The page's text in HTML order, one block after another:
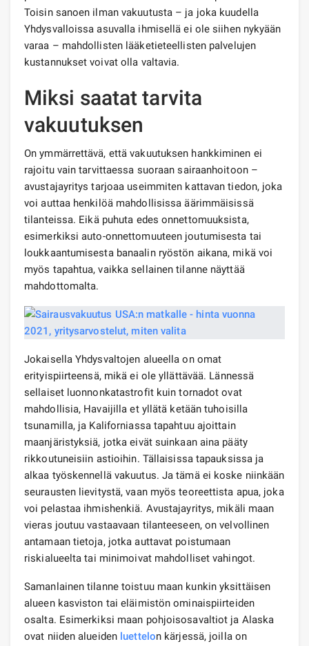
Toisin sanoen ilman vakuutusta – ja joka kuudella
Yhdysvalloissa asuvalla ihmisellä ei ole siihen nykyään
varaa – mahdollisten lääketieteellisten palvelujen
kustannukset voivat olla valtavia.
Miksi saatat tarvita
vakuutuksen
On ymmärrettävä, että vakuutuksen hankkiminen ei
rajoitu vain tarvittaessa suoraan sairaanhoitoon –
avustajayritys tarjoaa useimmiten kattavan tiedon, joka
voi auttaa henkilöä mahdollisissa äärimmäisissä
tilanteissa. Eikä puhuta edes onnettomuuksista,
esimerkiksi auto-onnettomuuteen joutumisesta tai
loukkaantumisesta banaalin ryöstön aikana, mikä voi
myös tapahtua, vaikka sellainen tilanne näyttää
mahdottomalta.
Jokaisella Yhdysvaltojen alueella on omat
erityispiirteensä, mikä ei ole yllättävää. Lännessä
sellaiset luonnonkatastrofit kuin tornadot ovat
mahdollisia, Havaijilla et yllätä ketään tuhoisilla
tsunamilla, ja Kaliforniassa tapahtuu ajoittain
maanjäristyksiä, jotka eivät suinkaan aina pääty
rikkoutuneisiin astioihin. Tällaisissa tapauksissa ja
alkaa työskennellä vakuutus. Ja tämä ei koske niinkään
seurausten lievitystä, vaan myös teoreettista apua, joka
voi pelastaa ihmishenkiä. Avustajayritys, mikäli maan
vieras joutuu vastaavaan tilanteeseen, on velvollinen
antamaan tietoja, jotka auttavat poistumaan
riskialueelta tai minimoivat mahdolliset vahingot.
Samanlainen tilanne toistuu maan kunkin yksittäisen
alueen kasviston tai eläimistön ominaispiirteiden
osalta. Esimerkiksi maan pohjoisosavaltiot ja Alaska
ovat niiden alueiden luettelon kärjessä, joilla on